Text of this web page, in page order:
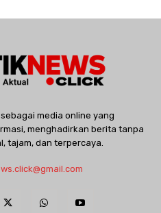
media online yang
menghadirkan berita tanpa
tajam, dan terpercaya.